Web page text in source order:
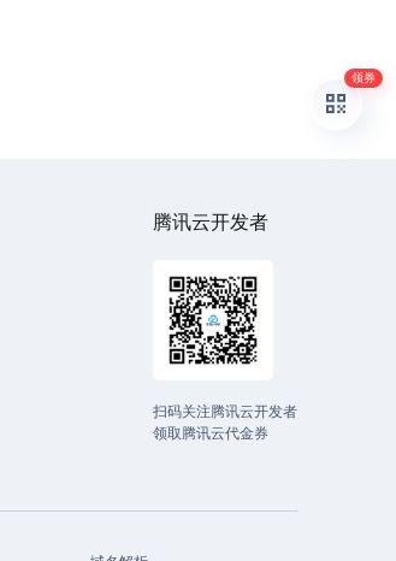
腾讯云开发者
扫码关注腾讯云开发者
领取腾讯云代金券
领券